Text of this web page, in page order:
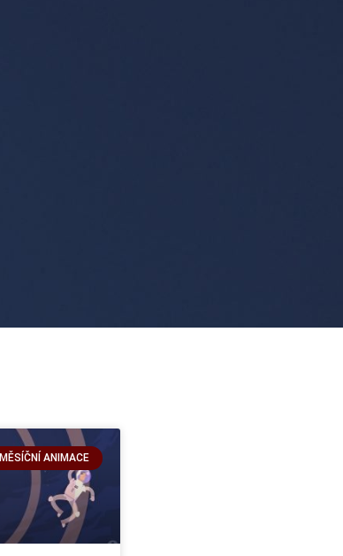
MĚSÍČNÍ ANIMACE